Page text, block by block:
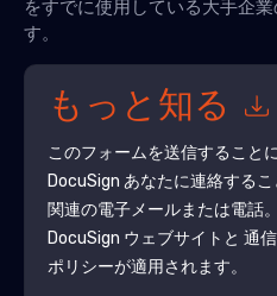
をすでに使用している大手企
す。
もっと知る
このフォームを送信すること
DocuSign あなたに連絡する
関連の電子メールまたは電話
DocuSign ウェブサイトと 通
ポリシーが適用されます。